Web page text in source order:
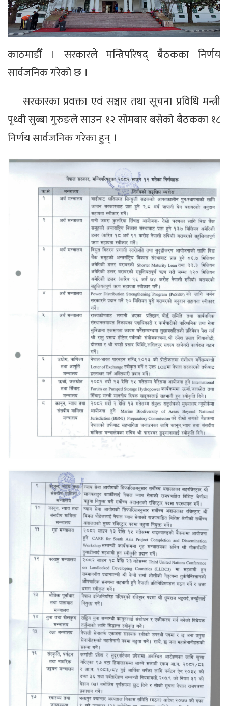
काठमाडौँ । सरकारले मन्त्रिपरिषद् बैठकका निर्णय
सार्वजनिक गरेको छ ।
सरकारका प्रवक्ता एवं सञ्चार तथा सूचना प्रविधि मन्त्री
पृथ्वी सुब्बा गुरुङले साउन १२ सोमबार बसेको बैठकका १८
निर्णय सार्वजनिक गरेका हुन् ।